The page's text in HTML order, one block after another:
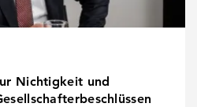
Nichtigkeit und